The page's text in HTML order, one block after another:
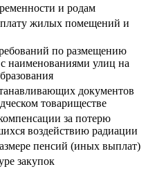
и родам
жилых помещений и
по размещению
наименованиями улиц на
документов
товариществе
за потерю
воздействию радиации
пенсий (иных выплат)
закупок